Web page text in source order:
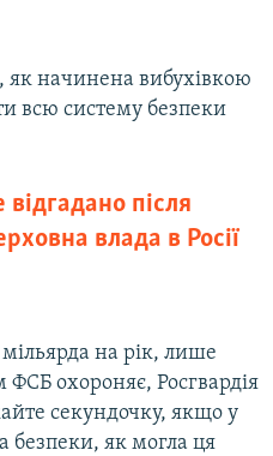
начинена вибухівкою
всю систему безпеки
після
влада в Росії
на рік, лише
охороняє, Росгвардія
секундочку, якщо у
безпеки, як могла ця